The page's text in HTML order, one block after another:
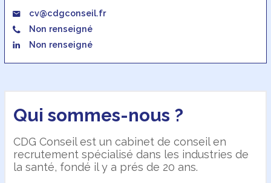
cv@cdgconseil.fr
Non renseigné
Non renseigné
Qui sommes-nous ?
CDG Conseil est un cabinet de conseil en
recrutement spécialisé dans les industries de
la santé, fondé il y a prés de 20 ans.